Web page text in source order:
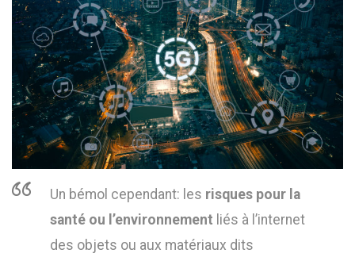
Un bémol cependant: les risques pour la
santé ou l’environnement liés à l’internet
des objets ou aux matériaux dits